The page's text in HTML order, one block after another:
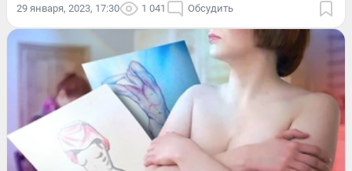
29 января, 2023, 17:30 1 041 Обсудить